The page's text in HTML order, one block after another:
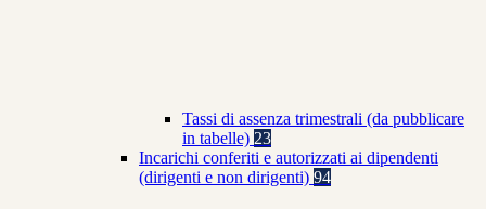
Tassi di assenza trimestrali (da pubblicare
in tabelle) 23
Incarichi conferiti e autorizzati ai dipendenti
(dirigenti e non dirigenti) 94